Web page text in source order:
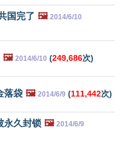
国完了 🖼️ 2014/6/10
🖼️ 2014/6/10 (249,686次)
落袋 🖼️ 2014/6/9 (111,442次)
永久封锁 🖼️ 2014/6/9